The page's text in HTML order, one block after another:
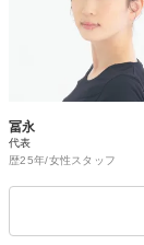
冨永
代表
歴25年/女性スタッフ